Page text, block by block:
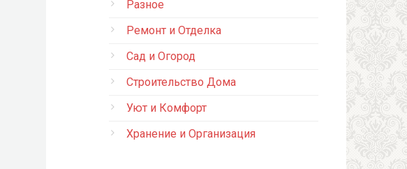
Разное
Ремонт и Отделка
Сад и Огород
Строительство Дома
Уют и Комфорт
Хранение и Организация